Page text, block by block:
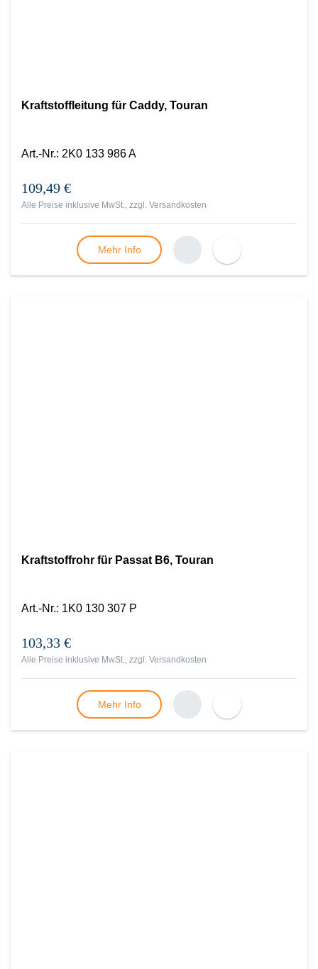
Kraftstoffleitung für Caddy, Touran
Art.-Nr.: 2K0 133 986 A
109,49 €
Alle Preise inklusive MwSt., zzgl. Versandkosten
Mehr Info
Kraftstoffrohr für Passat B6, Touran
Art.-Nr.: 1K0 130 307 P
103,33 €
Alle Preise inklusive MwSt., zzgl. Versandkosten
Mehr Info